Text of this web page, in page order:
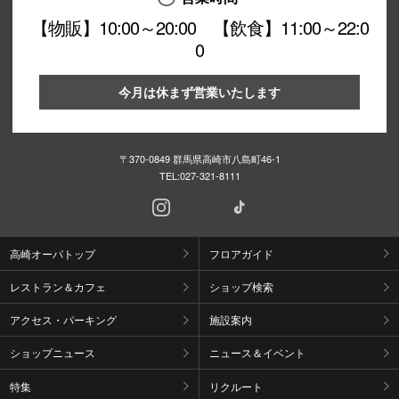
【物販】10:00～20:00 【飲食】11:00～22:0
0
今月は休まず営業いたします
〒370-0849 群馬県高崎市八島町46-1
TEL:027-321-8111
高崎オーパトップ フロアガイド
レストラン＆カフェ ショップ検索
アクセス・パーキング 施設案内
ショップニュース ニュース＆イベント
特集 リクルート